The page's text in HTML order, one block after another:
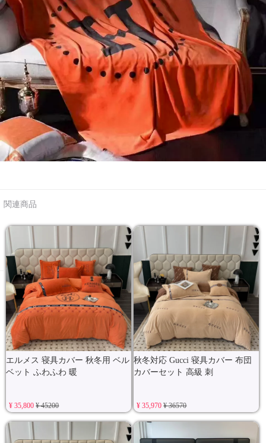
関連商品
エルメス 寝具カバー 秋冬用 ベル
ベット ふわふわ 暖
¥ 35,800¥ 45200
秋冬対応 Gucci 寝具カバー 布団
カバーセット 高級 刺
¥ 35,970¥ 36570